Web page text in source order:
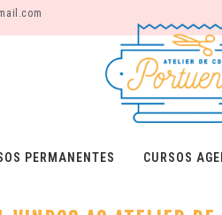
PERMANENTES CURSOS